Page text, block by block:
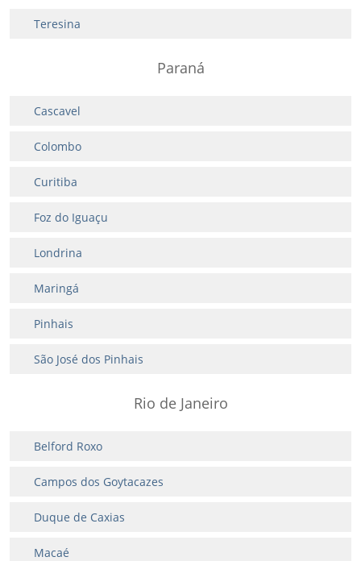
Teresina
Paraná
Cascavel
Colombo
Curitiba
Foz do Iguaçu
Londrina
Maringá
Pinhais
São José dos Pinhais
Rio de Janeiro
Belford Roxo
Campos dos Goytacazes
Duque de Caxias
Macaé